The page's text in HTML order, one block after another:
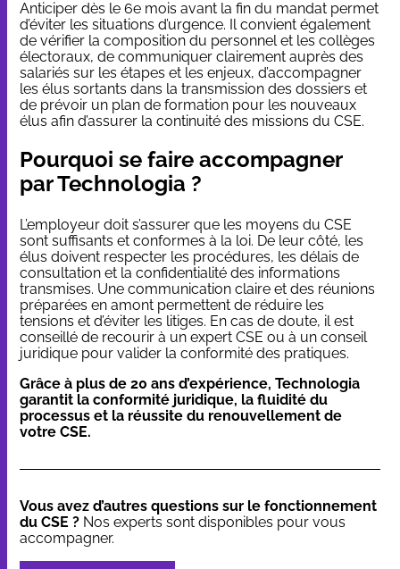
Anticiper dès le 6e mois avant la fin du mandat permet
d’éviter les situations d’urgence. Il convient également
de vérifier la composition du personnel et les collèges
électoraux, de communiquer clairement auprès des
salariés sur les étapes et les enjeux, d’accompagner
les élus sortants dans la transmission des dossiers et
de prévoir un plan de formation pour les nouveaux
élus afin d’assurer la continuité des missions du CSE.
Pourquoi se faire accompagner
par Technologia ?
L’employeur doit s’assurer que les moyens du CSE
sont suffisants et conformes à la loi. De leur côté, les
élus doivent respecter les procédures, les délais de
consultation et la confidentialité des informations
transmises. Une communication claire et des réunions
préparées en amont permettent de réduire les
tensions et d’éviter les litiges. En cas de doute, il est
conseillé de recourir à un expert CSE ou à un conseil
juridique pour valider la conformité des pratiques.
Grâce à plus de 20 ans d’expérience, Technologia
garantit la conformité juridique, la fluidité du
processus et la réussite du renouvellement de
votre CSE.
Vous avez d’autres questions sur le fonctionnement
du CSE ? Nos experts sont disponibles pour vous
accompagner.